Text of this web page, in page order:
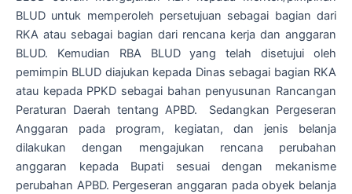
BLUD untuk memperoleh persetujuan sebagai bagian dari
RKA atau sebagai bagian dari rencana kerja dan anggaran
BLUD. Kemudian RBA BLUD yang telah disetujui oleh
pemimpin BLUD diajukan kepada Dinas sebagai bagian RKA
atau kepada PPKD sebagai bahan penyusunan Rancangan
Peraturan Daerah tentang APBD. Sedangkan Pergeseran
Anggaran pada program, kegiatan, dan jenis belanja
dilakukan dengan mengajukan rencana perubahan
anggaran kepada Bupati sesuai dengan mekanisme
perubahan APBD. Pergeseran anggaran pada obyek belanja